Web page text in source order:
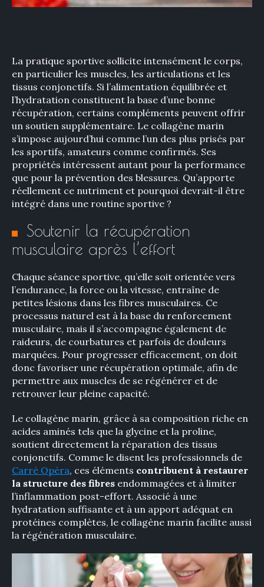
La pratique sportive sollicite intensément le corps,
en particulier les muscles, les articulations et les
tissus conjonctifs. Si l’alimentation équilibrée et
l’hydratation constituent la base d’une bonne
récupération, certains compléments peuvent offrir
un soutien supplémentaire. Le collagène marin
s’impose aujourd’hui comme l’un des plus prisés par
les sportifs, amateurs comme confirmés. Ses
propriétés intéressent autant pour la performance
que pour la prévention des blessures. Qu’apporte
réellement ce nutriment et pourquoi devrait-il être
intégré dans une routine sportive ?
Soutenir la récupération
musculaire après l’effort
Chaque séance sportive, qu’elle soit orientée vers
l’endurance, la force ou la vitesse, entraîne de
petites lésions dans les fibres musculaires. Ce
processus naturel est à la base du renforcement
musculaire, mais il s’accompagne également de
raideurs, de courbatures et parfois de douleurs
marquées. Pour progresser efficacement, on doit
donc favoriser une récupération optimale, afin de
permettre aux muscles de se régénérer et de
retrouver leur pleine capacité.
Le collagène marin, grâce à sa composition riche en
acides aminés tels que la glycine et la proline,
soutient directement la réparation des tissus
conjonctifs. Comme le disent les professionnels de
Carré Opéra, ces éléments contribuent à restaurer
la structure des fibres endommagées et à limiter
l’inflammation post-effort. Associé à une
hydratation suffisante et à un apport adéquat en
protéines complètes, le collagène marin facilite aussi
la régénération musculaire.